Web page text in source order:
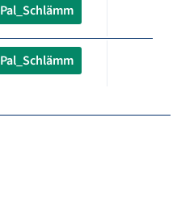
Pal_Schlämm
Pal_Schlämm